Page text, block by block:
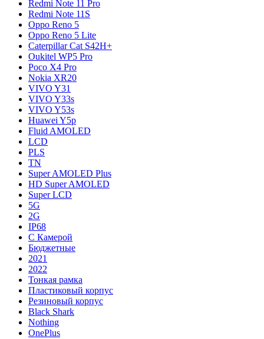
Redmi Note 11 Pro
Redmi Note 11S
Oppo Reno 5
Oppo Reno 5 Lite
Caterpillar Cat S42H+
Oukitel WP5 Pro
Poco X4 Pro
Nokia XR20
VIVO Y31
VIVO Y33s
VIVO Y53s
Huawei Y5p
Fluid AMOLED
LCD
PLS
TN
Super AMOLED Plus
HD Super AMOLED
Super LCD
5G
2G
IP68
С Камерой
Бюджетные
2021
2022
Тонкая рамка
Пластиковый корпус
Резиновый корпус
Black Shark
Nothing
OnePlus